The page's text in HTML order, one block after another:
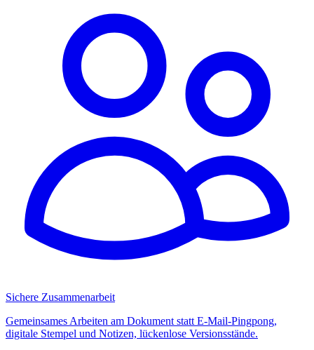
Sichere Zusammenarbeit
Gemeinsames Arbeiten am Dokument statt E-Mail-Pingpong,
digitale Stempel und Notizen, lückenlose Versionsstände.